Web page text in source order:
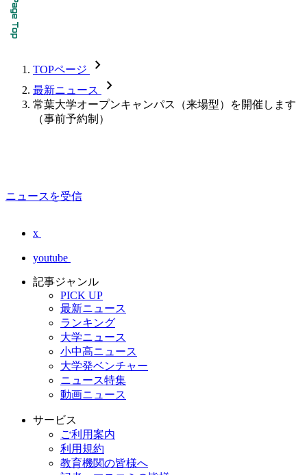
TOPページ chevron_forward
最新ニュース chevron_forward
常葉大学オープンキャンパス（来場型）を開催します
（事前予約制）
ニュースを受信
x
youtube
記事ジャンル
PICK UP
最新ニュース
ランキング
大学ニュース
小中高ニュース
大学発ベンチャー
ニュース特集
動画ニュース
サービス
ご利用案内
利用規約
教育機関の皆様へ